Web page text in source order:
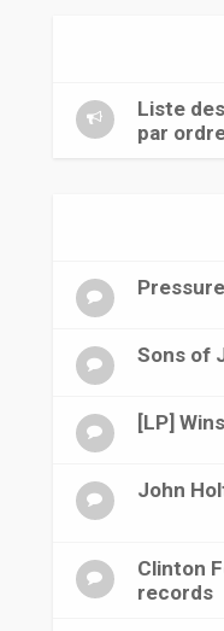
Liste
par
Sons of
[LP]
John
Clinton
records